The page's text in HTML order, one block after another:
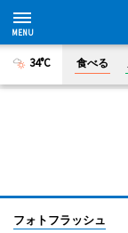
34°C 食べる
フォトフラッシュ